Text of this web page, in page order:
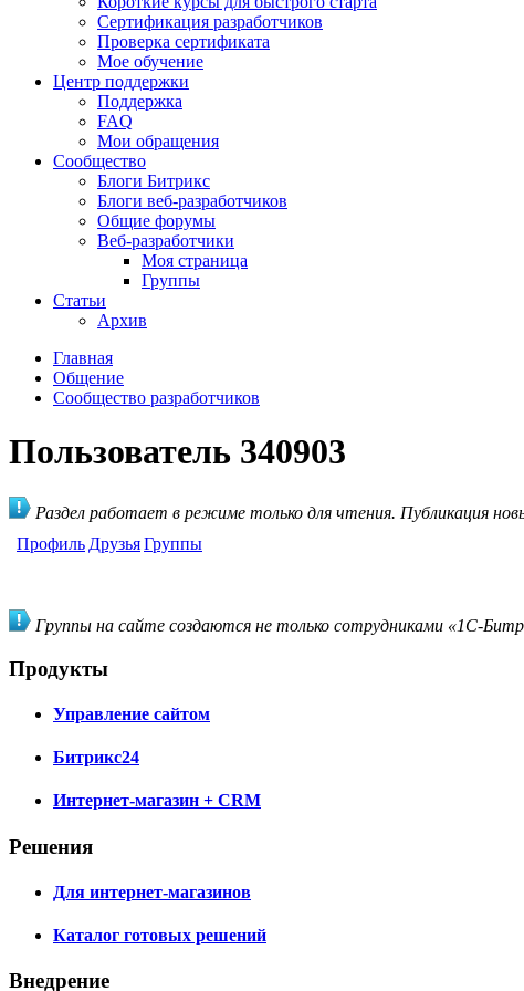
Сертификация разработчиков
Проверка сертификата
Мое обучение
Центр поддержки
Поддержка
FAQ
Мои обращения
Сообщество
Блоги Битрикс
Блоги веб-разработчиков
Общие форумы
Веб-разработчики
Моя страница
Группы
Статьи
Архив
Главная
Общение
Сообщество разработчиков
Пользователь 340903
Раздел работает в режиме только для чтения. Публикация
Профиль ДрузьяГруппы
Группы на сайте создаются не только сотрудниками «1С-
Продукты
Управление сайтом
Битрикс24
Интернет-магазин + CRM
Решения
Для интернет-магазинов
Каталог готовых решений
Внедрение